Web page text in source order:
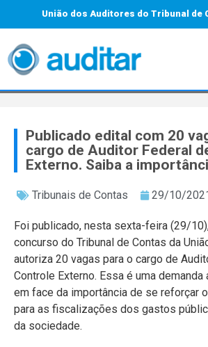
União dos Auditores do Tribunal de
Publicado edital com 20
cargo de Auditor Federal
Externo. Saiba a
Tribunais de Contas 29/10/
Foi publicado, nesta sexta-feira (29/
concurso do Tribunal de Contas da
autoriza 20 vagas para o cargo de
Controle Externo. Essa é uma demanda
em face da importância de se reforçar
para as fiscalizações dos gastos
da sociedade.